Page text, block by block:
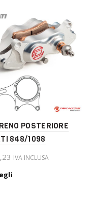
più
varianti.
Le
opzioni
possono
essere
scelte
nella
pagina
del
prodotto
POSTERIORE
848/1098
IVA INCLUSA
Questo